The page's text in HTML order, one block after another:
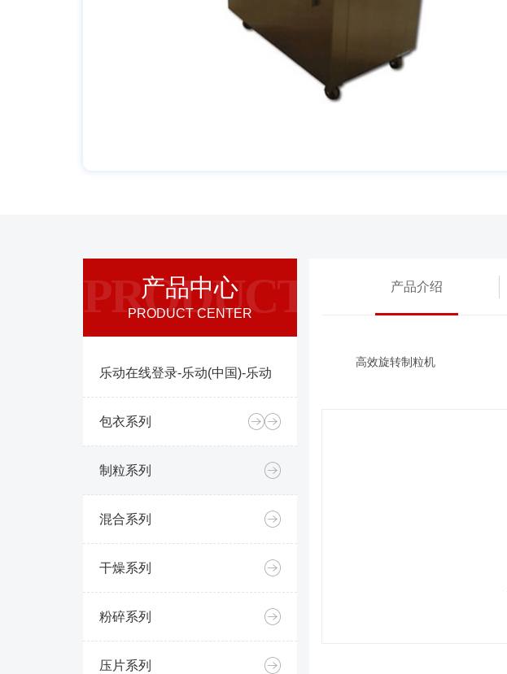
产品中心
PRODUCT CENTER
PRODUCT
乐动在线登录-乐动(中国)-乐动
包衣系列
制粒系列
混合系列
干燥系列
粉碎系列
压片系列
产品介绍
高效旋转制粒机